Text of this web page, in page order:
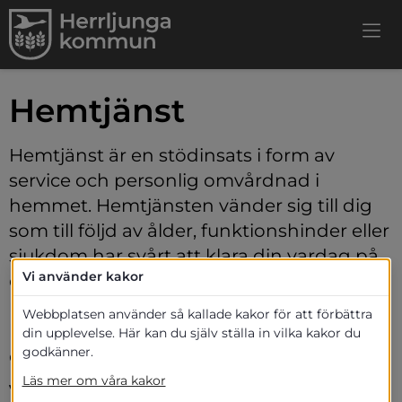
Hemtjänst
Hemtjänst är en stödinsats i form av
service och personlig omvårdnad i
hemmet. Hemtjänsten vänder sig till dig
som till följd av ålder, funktionshinder eller
sjukdom har svårt att klara din vardag på
egen hand eller till dig som vårdar en
närstående. Beroende på hur just ditt
hjälpbehov ser ut kan hjälpen anpassas
efter dina förutsättningar.
Vad kan du få hjälp med?
Vi använder kakor
Webbplatsen använder så kallade kakor för att förbättra
din upplevelse. Här kan du själv ställa in vilka kakor du
godkänner.
Läs mer om våra kakor